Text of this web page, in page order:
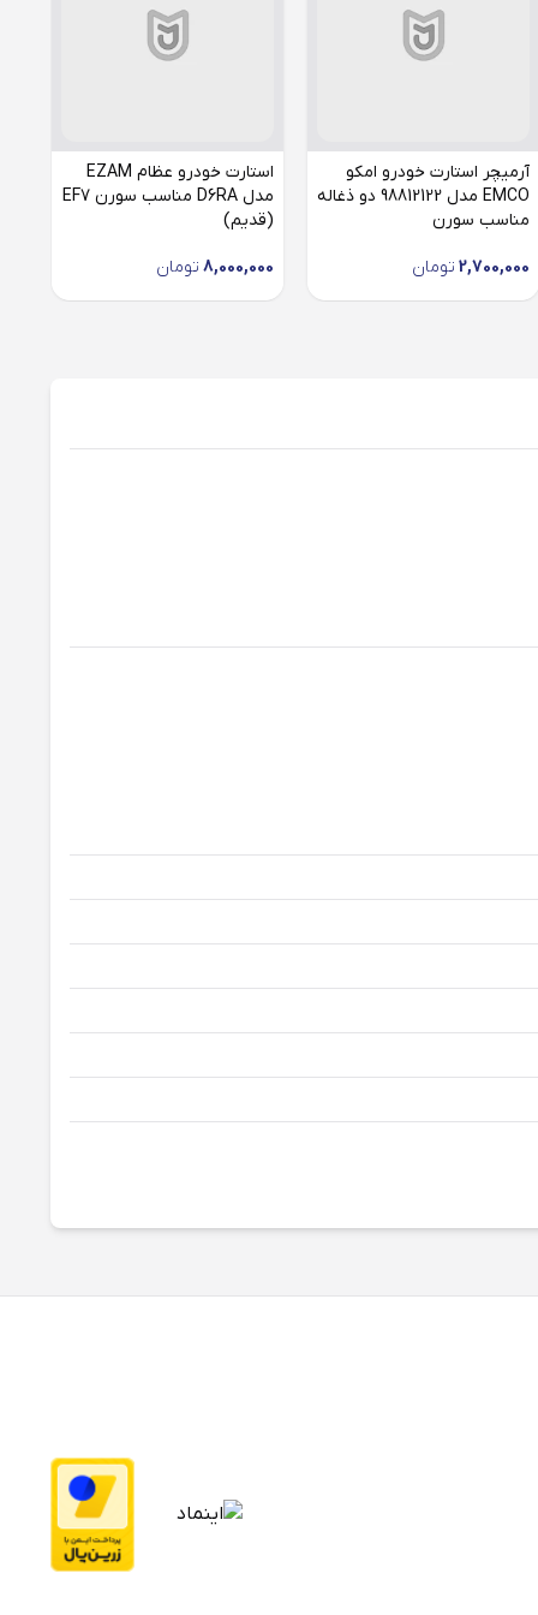
آرمیچر استارت خودرو امکو
EMCO مدل 98812122 دو ذغاله
مناسب سورن
2,700,000 تومان
استارت خودرو عظام EZAM
مدل D6RA مناسب سورن EF7
(قدیم)
8,000,000 تومان